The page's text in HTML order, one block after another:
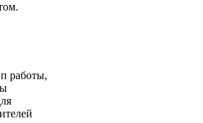
работы,